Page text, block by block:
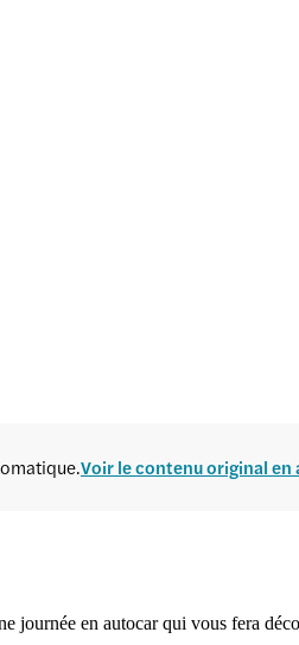
Voir le contenu original en
journée en autocar qui vous fera